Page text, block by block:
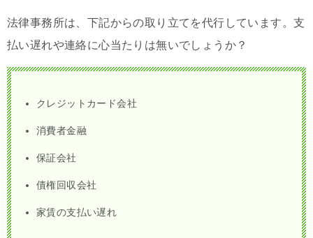
法律事務所は、下記からの取り立てを代行しています。支
払い遅れや連絡に心当たりは無いでしょうか？
クレジットカード会社
消費者金融
保証会社
債権回収会社
家賃の支払い遅れ